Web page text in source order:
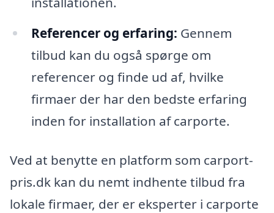
Referencer og erfaring: Gennem
tilbud kan du også spørge om
referencer og finde ud af, hvilke
firmaer der har den bedste erfaring
inden for installation af carporte.
Ved at benytte en platform som carport-
pris.dk kan du nemt indhente tilbud fra
lokale firmaer, der er eksperter i carporte